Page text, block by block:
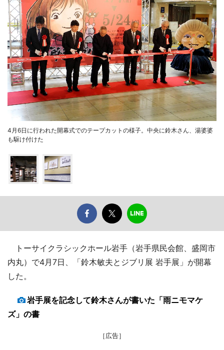
4月6日に行われた開幕式でのテープカットの様子。中央に鈴木さん、湯婆婆
も駆け付けた
トーサイクラシックホール岩手（岩手県民会館、盛岡市
内丸）で4月7日、「鈴木敏夫とジブリ展 岩手展」が開幕
した。
岩手展を記念して鈴木さんが書いた「雨ニモマケ
ズ」の書
［広告］